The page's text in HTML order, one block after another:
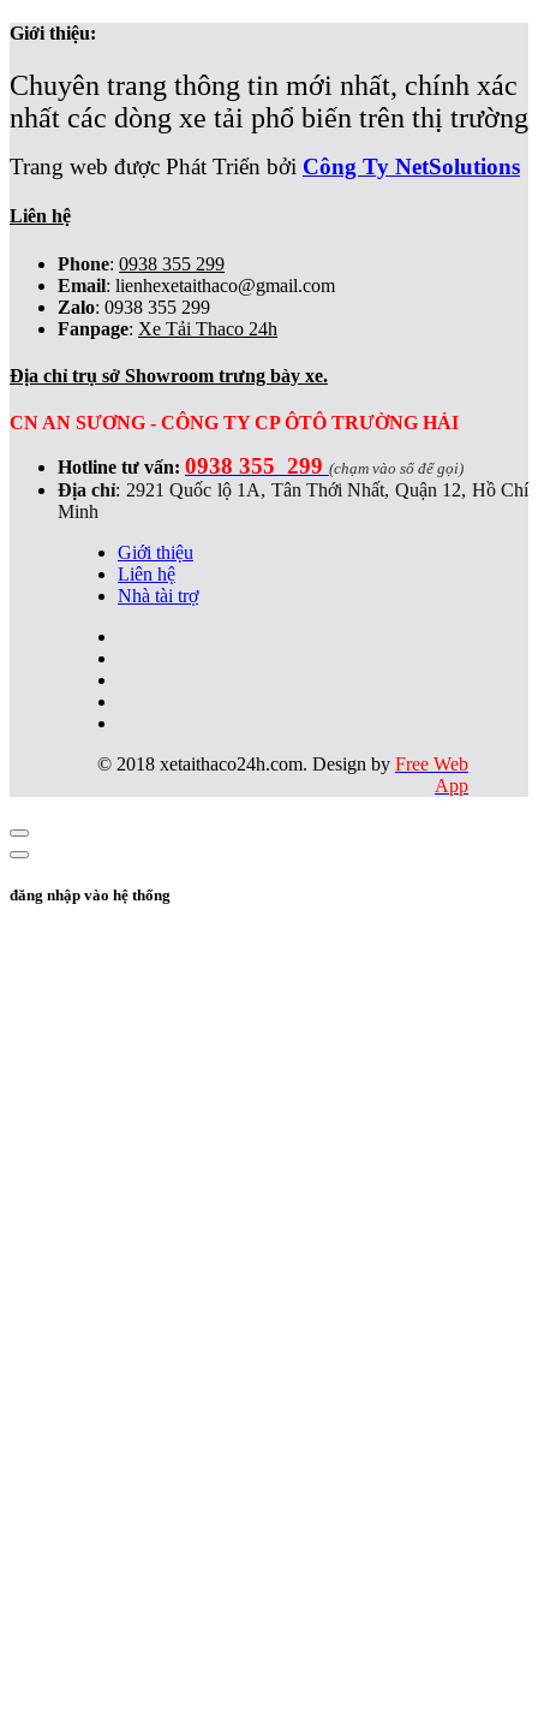
Giới thiệu:
Chuyên trang thông tin mới nhất, chính xác
nhất các dòng xe tải phổ biến trên thị trường
Trang web được Phát Triển bởi Công Ty NetSolutions
Liên hệ
Phone: 0938 355 299
Email: lienhexetaithaco@gmail.com
Zalo: 0938 355 299
Fanpage: Xe Tải Thaco 24h
Địa chỉ trụ sở Showroom trưng bày xe.
CN AN SƯƠNG - CÔNG TY CP ÔTÔ TRƯỜNG HẢI
Hotline tư vấn: 0938 355 299 (chạm vào số để gọi)
Địa chỉ: 2921 Quốc lộ 1A, Tân Thới Nhất, Quận 12, Hồ Chí
Minh
Giới thiệu
Liên hệ
Nhà tài trợ
© 2018 xetaithaco24h.com. Design by Free Web
App
đăng nhập vào hệ thống